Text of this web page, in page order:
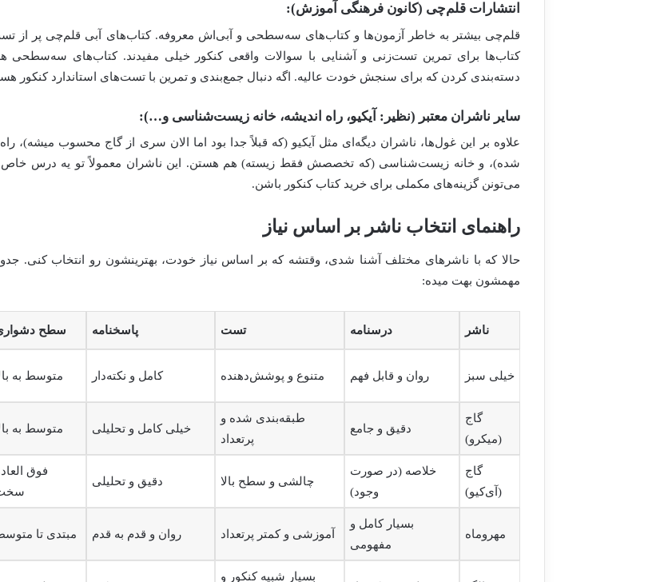
انتشارات قلم‌چی (کانون فرهنگی آموزش):
قلم‌چی بیشتر به خاطر آزمون‌ها و کتاب‌های سه‌سطحی و آبی‌اش معروفه. کتاب‌های آبی قلم‌چی پر از
کتاب‌ها برای تمرین تست‌زنی و آشنایی با سوالات واقعی کنکور خیلی مفیدند. کتاب‌های
دسته‌بندی کردن که برای سنجش خودت عالیه. اگه دنبال جمع‌بندی و تمرین با تست‌های استاندارد کنکور
سایر ناشران معتبر (نظیر: آیکیو، راه اندیشه، خانه زیست‌شناسی و…):
علاوه بر این غول‌ها، ناشران دیگه‌ای مثل آیکیو (که قبلاً جدا بود اما الان سری از گاج محسوب میشه)،
شده)، و خانه زیست‌شناسی (که تخصصش فقط زیسته) هم هستن. این ناشران معمولاً تو یه درس
می‌تونن گزینه‌های مکملی برای خرید کتاب کنکور باشن.
راهنمای انتخاب ناشر بر اساس نیاز
حالا که با ناشرهای مختلف آشنا شدی، وقتشه که بر اساس نیاز خودت، بهترینشون رو انتخاب کنی.
مهمشون بهت میده:
ناشر درسنامه تست پاسخنامه سطح
خیلی سبز روان و قابل فهم متنوع و پوشش‌دهنده کامل و نکته‌دار متوسط به
گاج
(میکرو)
دقیق و جامع
طبقه‌بندی شده و
پرتعداد
خیلی کامل و تحلیلی متوسط به
گاج
(آی‌کیو)
خلاصه (در صورت
وجود)
چالشی و سطح بالا دقیق و تحلیلی
فوق
مهروماه
بسیار کامل و
مفهومی
آموزشی و کمتر پرتعداد روان و قدم به قدم مبتدی تا
بسیار شبیه کنکور و